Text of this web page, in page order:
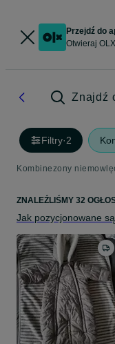
Przejdź do
Otwieraj
Znajdź
Filtry·2
Kombinezony
ZNALEŹLIŚMY 32
Jak pozycjonowane